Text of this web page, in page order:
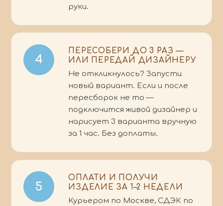
руки.
4
ПЕРЕСОБЕРИ ДО 3 РАЗ —
ИЛИ ПЕРЕДАЙ ДИЗАЙНЕРУ
Не откликнулось? Запусти
новый вариант. Если и после
пересборок не то —
подключится живой дизайнер и
нарисует 3 варианта вручную
за 1 час. Без доплаты.
5
ОПЛАТИ И ПОЛУЧИ
ИЗДЕЛИЕ ЗА 1–2 НЕДЕЛИ
Курьером по Москве, СДЭК по